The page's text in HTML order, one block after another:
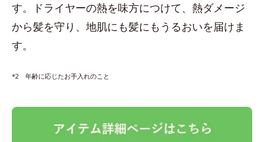
す。ドライヤーの熱を味方につけて、熱ダメージ
から髪を守り、地肌にも髪にもうるおいを届けま
す。
*2 年齢に応じたお手入れのこと